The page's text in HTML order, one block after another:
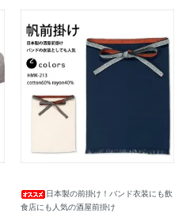
日本製の前掛け！バンド衣装にも飲
食店にも人気の酒屋前掛け